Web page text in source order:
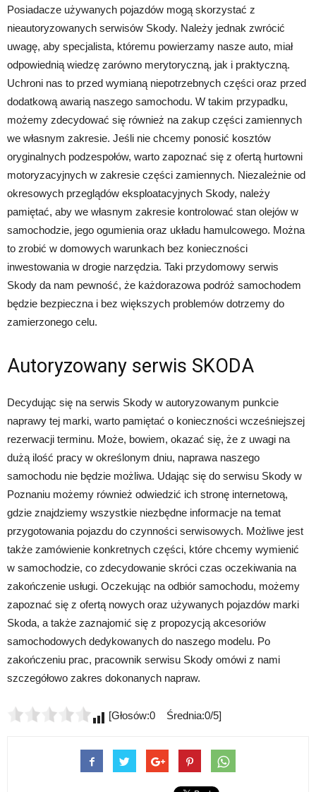
Posiadacze używanych pojazdów mogą skorzystać z
nieautoryzowanych serwisów Skody. Należy jednak zwrócić
uwagę, aby specjalista, któremu powierzamy nasze auto, miał
odpowiednią wiedzę zarówno merytoryczną, jak i praktyczną.
Uchroni nas to przed wymianą niepotrzebnych części oraz przed
dodatkową awarią naszego samochodu. W takim przypadku,
możemy zdecydować się również na zakup części zamiennych
we własnym zakresie. Jeśli nie chcemy ponosić kosztów
oryginalnych podzespołów, warto zapoznać się z ofertą hurtowni
motoryzacyjnych w zakresie części zamiennych. Niezależnie od
okresowych przeglądów eksploatacyjnych Skody, należy
pamiętać, aby we własnym zakresie kontrolować stan olejów w
samochodzie, jego ogumienia oraz układu hamulcowego. Można
to zrobić w domowych warunkach bez konieczności
inwestowania w drogie narzędzia. Taki przydomowy serwis
Skody da nam pewność, że każdorazowa podróż samochodem
będzie bezpieczna i bez większych problemów dotrzemy do
zamierzonego celu.
Autoryzowany serwis SKODA
Decydując się na serwis Skody w autoryzowanym punkcie
naprawy tej marki, warto pamiętać o konieczności wcześniejszej
rezerwacji terminu. Może, bowiem, okazać się, że z uwagi na
dużą ilość pracy w określonym dniu, naprawa naszego
samochodu nie będzie możliwa. Udając się do serwisu Skody w
Poznaniu możemy również odwiedzić ich stronę internetową,
gdzie znajdziemy wszystkie niezbędne informacje na temat
przygotowania pojazdu do czynności serwisowych. Możliwe jest
także zamówienie konkretnych części, które chcemy wymienić
w samochodzie, co zdecydowanie skróci czas oczekiwania na
zakończenie usługi. Oczekując na odbiór samochodu, możemy
zapoznać się z ofertą nowych oraz używanych pojazdów marki
Skoda, a także zaznajomić się z propozycją akcesoriów
samochodowych dedykowanych do naszego modelu. Po
zakończeniu prac, pracownik serwisu Skody omówi z nami
szczegółowo zakres dokonanych napraw.
[Głosów:0 Średnia:0/5]